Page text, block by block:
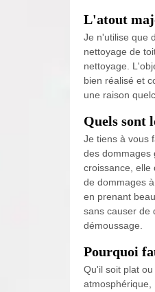
L'atout
Je n'utilise que
nettoyage de
nettoyage.
bien réalisé et
une raison
Quels sont
Je tiens à vous
des dommages
croissance, elle
de dommages
en prenant
sans causer de
démoussage.
Pourquoi
Qu'il soit plat
atmosphérique,